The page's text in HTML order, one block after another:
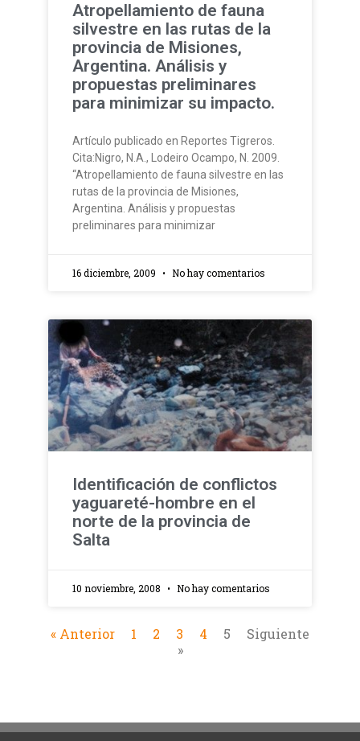
Atropellamiento de fauna
silvestre en las rutas de la
provincia de Misiones,
Argentina. Análisis y
propuestas preliminares
para minimizar su impacto.
Artículo publicado en Reportes Tigreros.
Cita:Nigro, N.A., Lodeiro Ocampo, N. 2009.
“Atropellamiento de fauna silvestre en las
rutas de la provincia de Misiones,
Argentina. Análisis y propuestas
preliminares para minimizar
16 diciembre, 2009 No hay comentarios
Identificación de conflictos
yaguareté-hombre en el
norte de la provincia de
Salta
10 noviembre, 2008 No hay comentarios
« Anterior 1 2 3 4 5
Siguiente
»